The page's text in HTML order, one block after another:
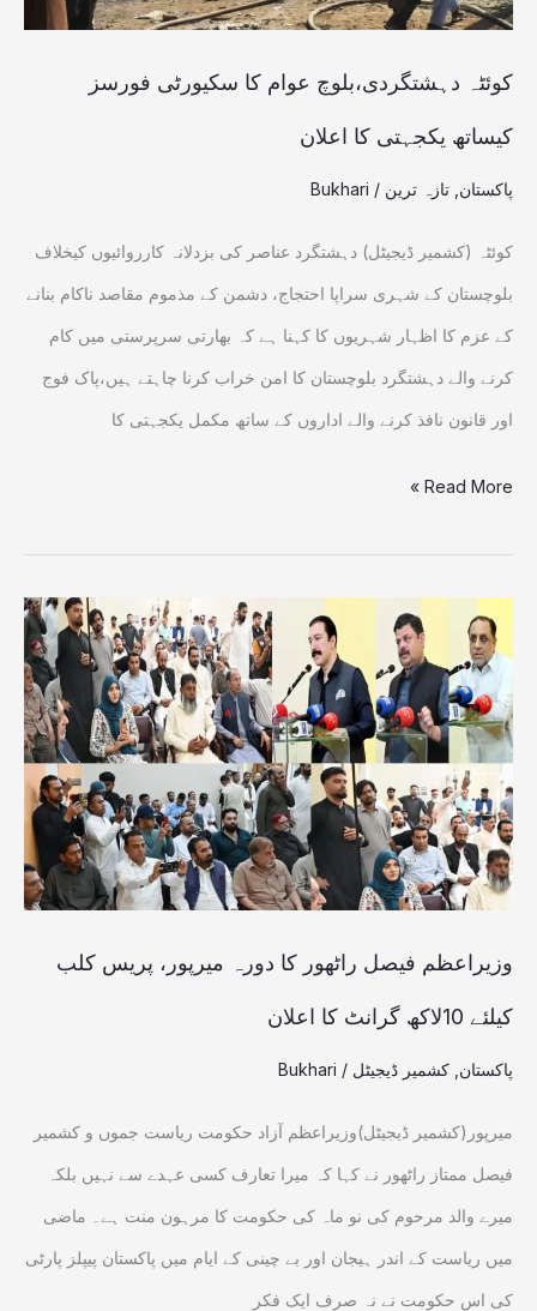
کوئٹہ دہشتگردی،بلوچ عوام کا سکیورٹی فورسز
کیساتھ یکجہتی کا اعلان
پاکستان تازہ ترین /
Bukhari
کوئٹہ (کشمیر ڈیجیٹل) دہشتگرد عناصر کی بزدلانہ کارروائیوں کیخلاف
بلوچستان کے شہری سراپا احتجاج، دشمن کے مذموم مقاصد ناکام بنانے
کے عزم کا اظہار شہریوں کا کہنا ہے کہ بھارتی سرپرستی میں کام
کرنے والے دہشتگرد بلوچستان کا امن خراب کرنا چاہتے ہیں،پاک فوج
اور قانون نافذ کرنے والے اداروں کے ساتھ مکمل یکجہتی کا
یکجہتی
کا
Read More »
وزیراعظم فیصل راٹھور کا دورہ میرپور، پریس کلب
کیلئے 10لاکھ گرانٹ کا اعلان
پاکستان کشمیر ڈیجیٹل /
Bukhari
میرپور(کشمیر ڈیجیٹل)وزیراعظم آزاد حکومت ریاست جموں و کشمیر
فیصل ممتاز راٹھور نے کہا کہ میرا تعارف کسی عہدے سے نہیں بلکہ
میرے والد مرحوم کی نو ماہ کی حکومت کا مرہون منت ہے۔ ماضی
میں ریاست کے اندر ہیجان اور بے چینی کے ایام میں پاکستان پیپلز پارٹی
کی اس حکومت نے نہ صرف ایک فکر
وزیراعظم
فیصل
راٹھور
کا
دورہ
میرپور،
پریس
کلب
کا